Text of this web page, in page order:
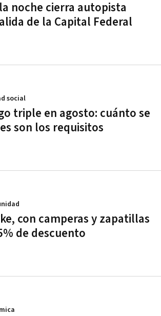
noche cierra autopista
de la Capital Federal
triple en agosto: cuánto se
son los requisitos
social
con camperas y zapatillas
de descuento